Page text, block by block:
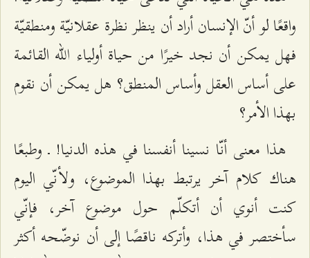
واقعًا لو أنّ الإنسان أراد أن ينظر نظرة عقلانيّة ومنطقيّة
فهل يمكن أن نجد خيرًا من حياة أولياء الله القائمة
على أساس العقل وأساس المنطق؟ هل يمكن أن نقوم
بهذا الأمر؟
هذا معنى أنّا نسينا أنفسنا في هذه الدنيا! ـ وطبعًا
هناك كلام آخر يرتبط بهذا الموضوع، ولأنّي اليوم
كنت أنوي أن أتكلّم حول موضوع آخر، فإنّي
سأختصر في هذا، وأتركه ناقصًا إلى أن نوضّحه أكثر